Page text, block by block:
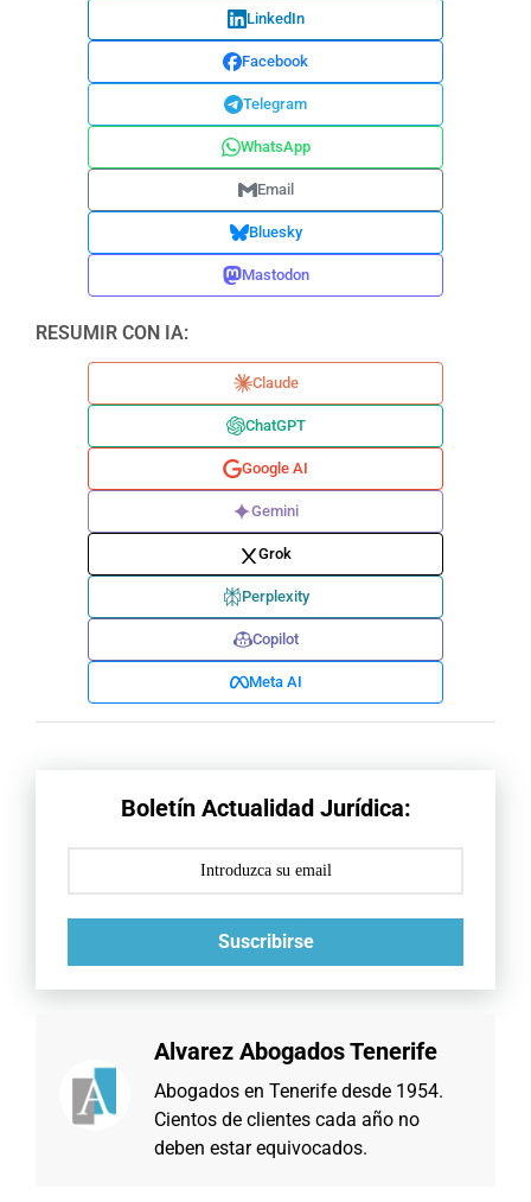
LinkedIn
Facebook
Telegram
WhatsApp
Email
Bluesky
Mastodon
RESUMIR CON IA:
Claude
ChatGPT
Google AI
Gemini
Grok
Perplexity
Copilot
Meta AI
Boletín Actualidad Jurídica:
Suscribirse
Alvarez Abogados Tenerife
Abogados en Tenerife desde 1954.
Cientos de clientes cada año no
deben estar equivocados.